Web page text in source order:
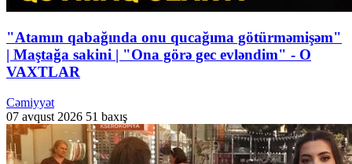
"Atamın qabağında onu qucağıma götürməmişəm"
| Maştağa sakini | "Ona görə gec evləndim" - O
VAXTLAR
Cəmiyyət
07 avqust 2026 51 baxış